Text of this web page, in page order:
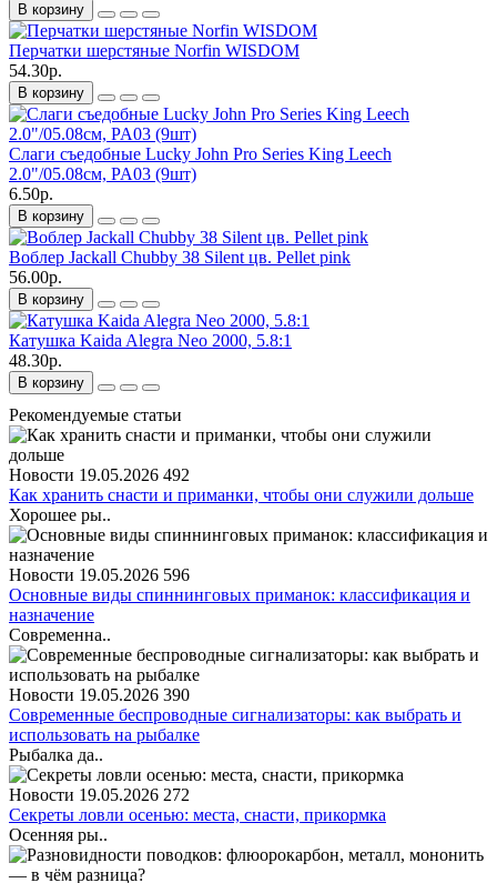
В корзину
Перчатки шерстяные Norfin WISDOM
54.30р.
В корзину
Слаги съедобные Lucky John Pro Series King Leech
2.0"/05.08см, PA03 (9шт)
6.50р.
В корзину
Воблер Jackall Chubby 38 Silent цв. Pellet pink
56.00р.
В корзину
Катушка Kaida Alegra Neo 2000, 5.8:1
48.30р.
В корзину
Рекомендуемые статьи
Новости 19.05.2026 492
Как хранить снасти и приманки, чтобы они служили дольше
Хорошее ры..
Новости 19.05.2026 596
Основные виды спиннинговых приманок: классификация и
назначение
Современна..
Новости 19.05.2026 390
Современные беспроводные сигнализаторы: как выбрать и
использовать на рыбалке
Рыбалка да..
Новости 19.05.2026 272
Секреты ловли осенью: места, снасти, прикормка
Осенняя ры..